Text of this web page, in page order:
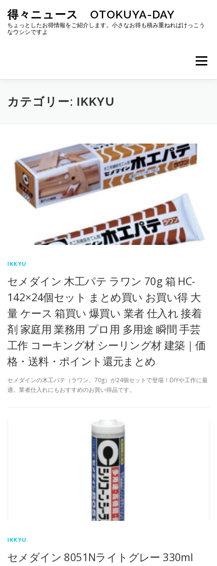
ッ
得々ニュース OTOKUYA-DAY
ちょっとしたお得情報をご紹介します。小さなお得も積み重ねればけっこう
なウシシですよ
メニュー
カテゴリー: IKKYU
IKKYU
セメダイン 木工パテ ラワン 70g 箱 HC-
142×24個セット まとめ買い お買い得 大
量 ケース 箱買い 爆買い 業者 仕入れ 接着
剤 家庭用 業務用 プロ用 多用途 瞬間 手芸
工作 コーキング材 シーリング材 建築｜価
格・送料・ポイント還元まとめ
セメダインの木工パテ（ラワン、70g）が24個セットで登場！DIYや工作に最
適。業者仕入れにもおすすめのお買い得品です。
IKKYU
セメダイン 8051Nライトグレー 330ml